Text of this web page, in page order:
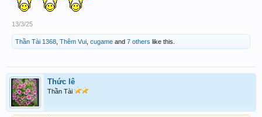
13/3/25
Thần Tài 1368 Thêm Vui cugame and 7 others like this.
Thức lê
Thần Tài